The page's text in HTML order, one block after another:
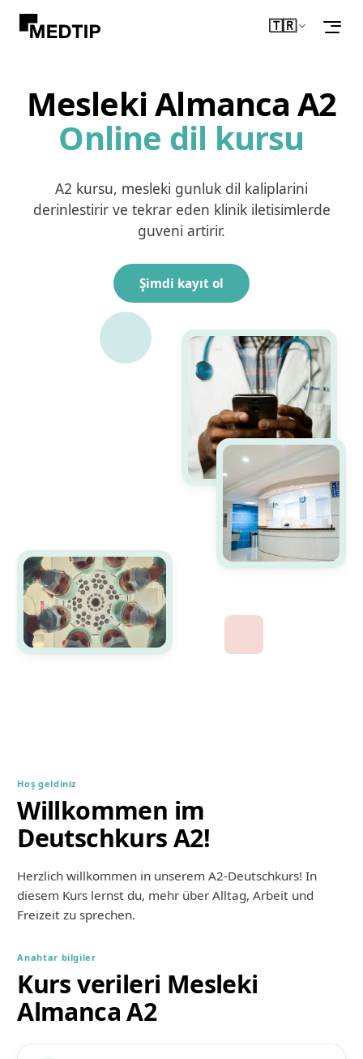
🇹🇷Turkce
Mesleki Almanca A2
Online dil kursu
A2 kursu, mesleki gunluk dil kaliplarini
derinlestirir ve tekrar eden klinik iletisimlerde
guveni artirir.
Şimdi kayıt ol
Hoş geldiniz
Willkommen im
Deutschkurs A2!
Herzlich willkommen in unserem A2-Deutschkurs! In
diesem Kurs lernst du, mehr über Alltag, Arbeit und
Freizeit zu sprechen.
Anahtar bilgiler
Kurs verileri Mesleki
Almanca A2